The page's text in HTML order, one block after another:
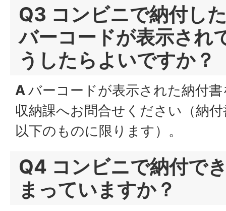
Q3 コンビニで納付し
バーコードが表示され
うしたらよいですか？
Aバーコードが表示された納付
収納課へお問合せください（納
以下のものに限ります）。
Q4 コンビニで納付で
まっていますか？